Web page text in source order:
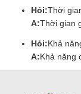
Hỏi:Thời
A:Thời gian
Hỏi:Khả
A:Khả năng